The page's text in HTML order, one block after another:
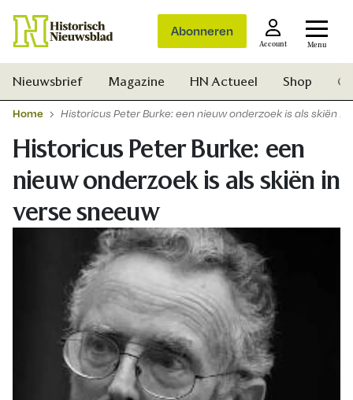
Abonneren
Account Menu
Zoek
Nieuwsbrief Magazine HN Actueel Shop
Home Historicus Peter Burke: een nieuw onderzoek is als skiën in
Historicus Peter Burke: een
nieuw onderzoek is als skiën in
verse sneeuw